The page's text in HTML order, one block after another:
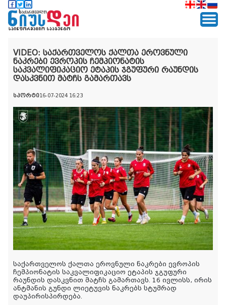
VIDEO: საქართველოს ქალთა ეროვნული
ნაკრები ევროპის ჩემპიონატის
საკვალიფიკაციო ეტაპის ჯგუფური რაუნდის
დასკვნით მატჩს გამართავს
სპორტი16-07-2024 16:23
საქართველოს ქალთა ეროვნული ნაკრები ევროპის
ჩემპიონატის საკვალიფიკაციო ეტაპის ჯგუფური
რაუნდის დასკვნით მატჩს გამართავს. 16 ივლისს, ირის
ანტმანის გუნდი ლიეტუვის ნაკრებს სტუმრად
დაუპირისპირდება.